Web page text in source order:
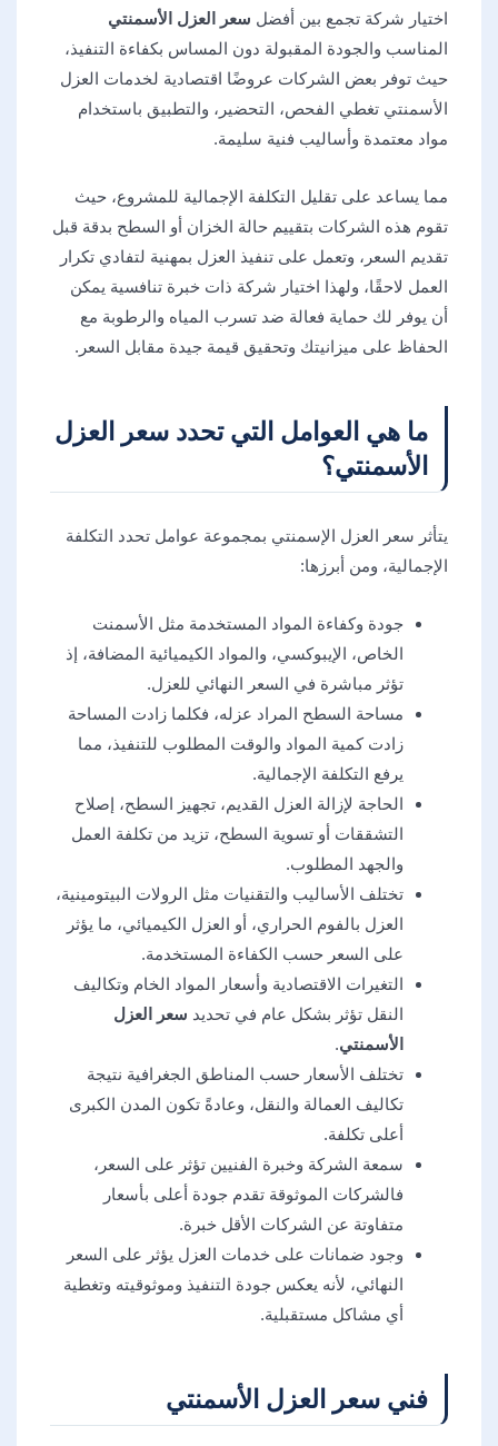
اختيار شركة تجمع بين أفضل سعر العزل الأسمنتي
المناسب والجودة المقبولة دون المساس بكفاءة التنفيذ،
حيث توفر بعض الشركات عروضًا اقتصادية لخدمات العزل
الأسمنتي تغطي الفحص، التحضير، والتطبيق باستخدام
مواد معتمدة وأساليب فنية سليمة.
مما يساعد على تقليل التكلفة الإجمالية للمشروع، حيث
تقوم هذه الشركات بتقييم حالة الخزان أو السطح بدقة قبل
تقديم السعر، وتعمل على تنفيذ العزل بمهنية لتفادي تكرار
العمل لاحقًا، ولهذا اختيار شركة ذات خبرة تنافسية يمكن
أن يوفر لك حماية فعالة ضد تسرب المياه والرطوبة مع
الحفاظ على ميزانيتك وتحقيق قيمة جيدة مقابل السعر.
ما هي العوامل التي تحدد سعر العزل
الأسمنتي؟
يتأثر سعر العزل الإسمنتي بمجموعة عوامل تحدد التكلفة
الإجمالية، ومن أبرزها:
جودة وكفاءة المواد المستخدمة مثل الأسمنت
الخاص، الإيبوكسي، والمواد الكيميائية المضافة، إذ
تؤثر مباشرة في السعر النهائي للعزل.
مساحة السطح المراد عزله، فكلما زادت المساحة
زادت كمية المواد والوقت المطلوب للتنفيذ، مما
يرفع التكلفة الإجمالية.
الحاجة لإزالة العزل القديم، تجهيز السطح، إصلاح
التشققات أو تسوية السطح، تزيد من تكلفة العمل
والجهد المطلوب.
تختلف الأساليب والتقنيات مثل الرولات البيتومينية،
العزل بالفوم الحراري، أو العزل الكيميائي، ما يؤثر
على السعر حسب الكفاءة المستخدمة.
التغيرات الاقتصادية وأسعار المواد الخام وتكاليف
النقل تؤثر بشكل عام في تحديد سعر العزل
الأسمنتي.
تختلف الأسعار حسب المناطق الجغرافية نتيجة
تكاليف العمالة والنقل، وعادةً تكون المدن الكبرى
أعلى تكلفة.
سمعة الشركة وخبرة الفنيين تؤثر على السعر،
فالشركات الموثوقة تقدم جودة أعلى بأسعار
متفاوتة عن الشركات الأقل خبرة.
وجود ضمانات على خدمات العزل يؤثر على السعر
النهائي، لأنه يعكس جودة التنفيذ وموثوقيته وتغطية
أي مشاكل مستقبلية.
فني سعر العزل الأسمنتي